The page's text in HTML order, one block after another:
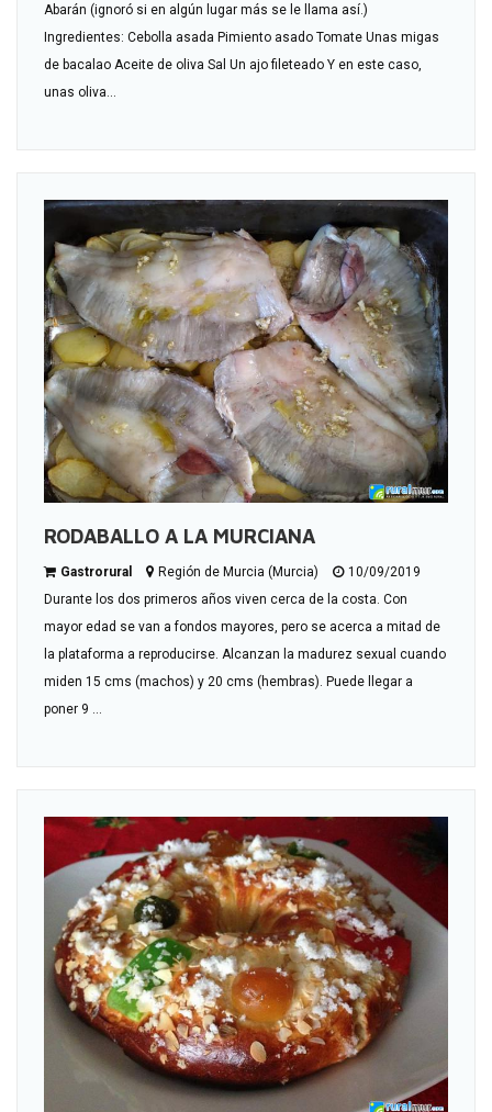
Abarán (ignoró si en algún lugar más se le llama así.)
Ingredientes: Cebolla asada Pimiento asado Tomate Unas migas
de bacalao Aceite de oliva Sal Un ajo fileteado Y en este caso,
unas oliva...
RODABALLO A LA MURCIANA
Gastrorural Región de Murcia (Murcia)
10/09/2019
Durante los dos primeros años viven cerca de la costa. Con
mayor edad se van a fondos mayores, pero se acerca a mitad de
la plataforma a reproducirse. Alcanzan la madurez sexual cuando
miden 15 cms (machos) y 20 cms (hembras). Puede llegar a
poner 9 ...